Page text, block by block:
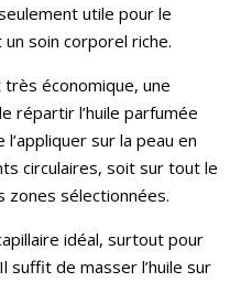
utile pour le
soin corporel riche.
très économique, une
répartir l’huile parfumée
sur la peau en
circulaires, soit sur tout le
zones sélectionnées.
idéal, surtout pour
suffit de masser l’huile sur